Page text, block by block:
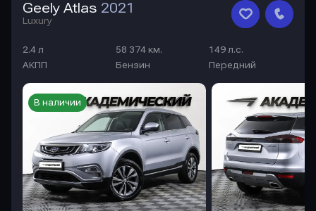
Geely Atlas 2021
Luxury
2.4 л 58 374 км.
149 л.с.
АКПП
Бензин Передний
В наличии